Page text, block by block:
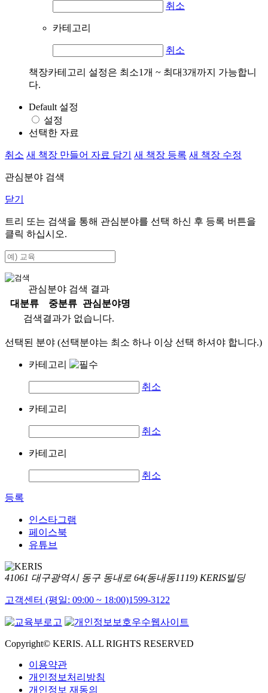
취소
카테고리
취소
책장카테고리 설정은 최소1개 ~ 최대3개까지 가능합니
다.
Default 설정
설정
선택한 자료
취소 새 책장 만들어 자료 담기 새 책장 등록 새 책장 수정
관심분야 검색
닫기
트리 또는 검색을 통해 관심분야를 선택 하신 후 등록 버튼을
클릭 하십시오.
관심분야 검색 결과
대분류
중분류
관심분야명
검색결과가 없습니다.
선택된 분야 (선택분야는 최소 하나 이상 선택 하셔야 합니다.)
카테고리
취소
카테고리
취소
카테고리
취소
등록
인스타그램
페이스북
유튜브
41061 대구광역시 동구 동내로 64(동내동1119) KERIS빌딩
고객센터 (평일: 09:00 ~ 18:00)1599-3122
Copyright© KERIS. ALL RIGHTS RESERVED
이용약관
개인정보처리방침
개인정보 재동의